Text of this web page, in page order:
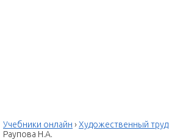
Учебники онлайн ›Художественный труд
Раупова Н.А.